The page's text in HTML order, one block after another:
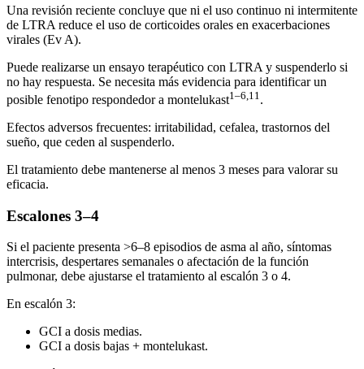
Una revisión reciente concluye que ni el uso continuo ni intermitente
de LTRA reduce el uso de corticoides orales en exacerbaciones
virales (Ev A).
Puede realizarse un ensayo terapéutico con LTRA y suspenderlo si
no hay respuesta. Se necesita más evidencia para identificar un
posible fenotipo respondedor a montelukast1–6,11 .
Efectos adversos frecuentes: irritabilidad, cefalea, trastornos del
sueño, que ceden al suspenderlo.
El tratamiento debe mantenerse al menos 3 meses para valorar su
eficacia.
Escalones 3–4
Si el paciente presenta >6–8 episodios de asma al año, síntomas
intercrisis, despertares semanales o afectación de la función
pulmonar, debe ajustarse el tratamiento al escalón 3 o 4.
En escalón 3:
GCI a dosis medias.
GCI a dosis bajas + montelukast.